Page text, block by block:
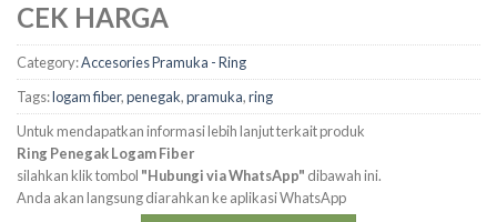
CEK HARGA
Category:Accesories Pramuka - Ring
Tags:logam fiber,penegak,pramuka,ring
Untuk mendapatkan informasi lebih lanjut terkait produk
Ring Penegak Logam Fiber
silahkan klik tombol "Hubungi via WhatsApp" dibawah ini.
Anda akan langsung diarahkan ke aplikasi WhatsApp